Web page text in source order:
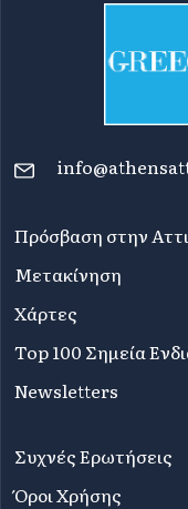
Πρόσβαση στην
Μετακίνηση
Χάρτες
Top 100 Σημεία
Newsletters
Συχνές Ερωτήσεις
Όροι Χρήσης